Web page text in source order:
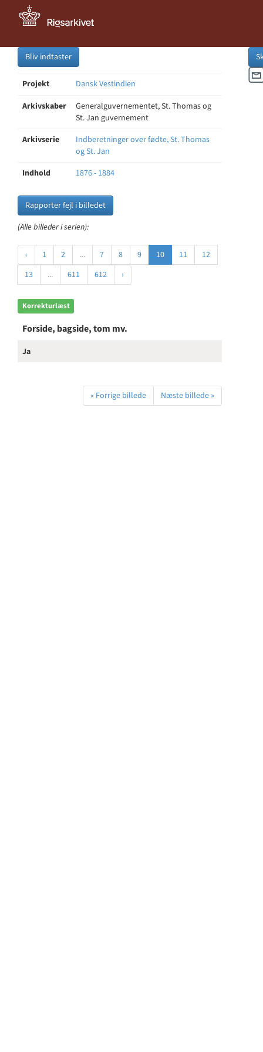
Bliv indtaster
Projekt
Dansk Vestindien
Arkivskaber
Generalguvernementet, St. Thomas og
St. Jan guvernement
Arkivserie
Indberetninger over fødte, St. Thomas
og St. Jan
Indhold
1876 - 1884
Rapporter fejl i billedet
(Alle billeder i serien):
‹ 1 2 ... 7 8 9 10 11
12
13
... 611 612 ›
Korrekturlæst
Forside, bagside, tom mv.
Ja
« Forrige billede Næste billede »